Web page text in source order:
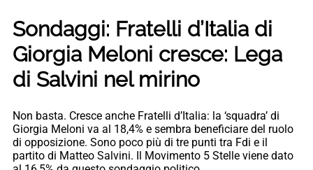
Sondaggi: Fratelli d’Italia di
Giorgia Meloni cresce: Lega
di Salvini nel mirino
Non basta. Cresce anche Fratelli d’Italia: la ‘squadra’ di
Giorgia Meloni va al 18,4% e sembra beneficiare del ruolo
di opposizione. Sono poco più di tre punti tra Fdi e il
partito di Matteo Salvini. Il Movimento 5 Stelle viene dato